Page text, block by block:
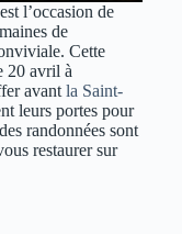
l’occasion de
de
Cette
20 avril à
avant la Saint-
leurs portes pour
randonnées sont
restaurer sur